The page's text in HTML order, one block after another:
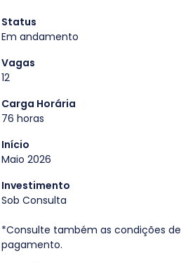
Status
Em andamento
Vagas
12
Carga Horária
76 horas
Início
Maio 2026
Investimento
Sob Consulta
*Consulte também as condições de
pagamento.